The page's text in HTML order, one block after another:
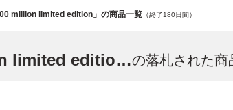
million limited edition」の商品一覧 （終了180日間）
「playstation 4 pro 500 million limited edition」の落札された商